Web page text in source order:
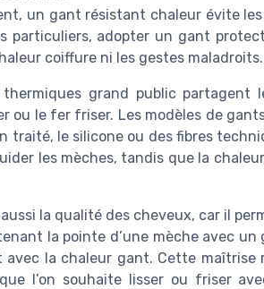
un gant résistant chaleur évite
particuliers, adopter un gant
coiffure ni les gestes maladroits.
grand public partagent
ou le fer friser. Les modèles de
traité, le silicone ou des fibres
les mèches, tandis que la
la qualité des cheveux, car il
la pointe d’une mèche avec
la chaleur gant. Cette maîtrise
l’on souhaite lisser ou friser